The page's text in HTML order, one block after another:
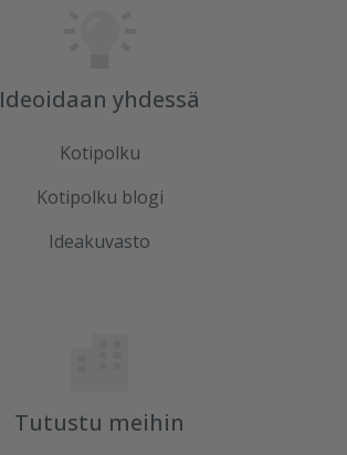
Ideoidaan yhdessä
Kotipolku
Kotipolku blogi
Ideakuvasto
Tutustu meihin